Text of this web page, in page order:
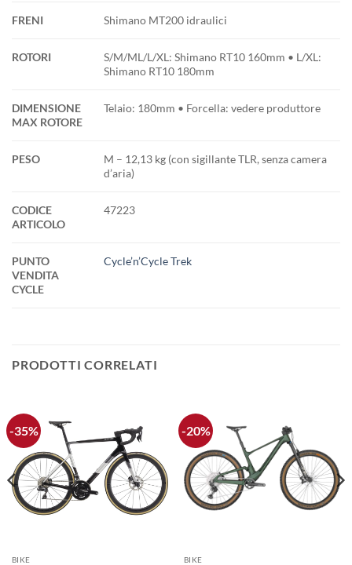
FRENI Shimano MT200 idraulici
ROTORI
S/M/ML/L/XL: Shimano RT10 160mm • L/XL:
Shimano RT10 180mm
DIMENSIONE
MAX ROTORE
Telaio: 180mm • Forcella: vedere produttore
PESO
M – 12,13 kg (con sigillante TLR, senza camera
d’aria)
CODICE
ARTICOLO
47223
PUNTO
VENDITA
CYCLE
Cycle’n’Cycle Trek
PRODOTTI CORRELATI
-35%
BIKE
-20%
BIKE